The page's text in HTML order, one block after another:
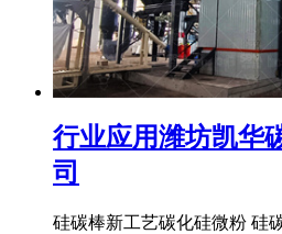
行业应用潍坊凯华
司
硅碳棒新工艺碳化硅微粉 硅